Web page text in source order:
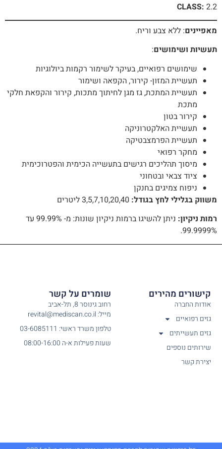
CLASS: 2.2
מאפיינים: ללא צבע וריח.
תעשיות ושימושים:
שימושים רפואיים, בעיקר לשימור רקמות ביולוגיות
תעשיית המזון- קירור, הקפאה ושימור
תעשיית המתכת, גז מגן לחיתוך מתכות, קירור והקפאת חלקי
מתכת
קירור בטון
תעשיית האלקטרוניקה
תעשיית הפרמצבטיקה
מחקר רפואי
מיסוך תהליכים רגישים בתעשייה הכימית והפטרוכימית
ציוד צבאי ובטחוני
ניפוח צמיגים בחנקן
משווק בגלילי לחץ בגודל:
רמות ניקיון:
ניתן להשיגו ברמות ניקיון שונות: מ- 99.99% עד
99.9999%.
קישורים מהירים
אודות החברה
גזים רפואיים
גזים תעשייתים
שירותים נוספים
יצירת קשר
שומרים על קשר
רחוב גינוסר 8, תל-אביב
מייל: revital@mediscan.co.il
טלפון משרד ראשי: 03-6085111
שעות פעילות א-ה 08:00-16:00